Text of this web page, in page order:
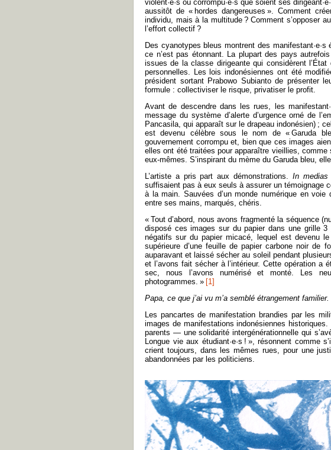
violent·e·s ou corrompu·e·s que soient ses
aussitôt de « hordes dangereuses ». Comment
individu, mais à la multitude ? Comment s’opposer
l’effort collectif ?
Des cyanotypes bleus montrent des
ce n’est pas étonnant. La plupart des pays
issues de la classe dirigeante qui considèrent
personnelles. Les lois indonésiennes ont été
président sortant Prabowo Subianto de présenter
formule : collectiviser le risque, privatiser le profit.
Avant de descendre dans les rues, les
message du système d’alerte d’urgence orné de
Pancasila, qui apparaît sur le drapeau indonésien) ;
est devenu célèbre sous le nom de « Garuda
gouvernement corrompu et, bien que ces images
elles ont été traitées pour apparaître vieillies,
eux-mêmes. S’inspirant du mème du Garuda bleu,
L’artiste a pris part aux démonstrations. In medias
suffisaient pas à eux seuls à assurer un témoignage
à la main. Sauvées d’un monde numérique en
entre ses mains, marqués, chéris.
« Tout d’abord, nous avons fragmenté la séquence
disposé ces images sur du papier dans une grille
négatifs sur du papier micacé, lequel est devenu
supérieure d’une feuille de papier carbone noir de
auparavant et laissé sécher au soleil pendant
et l’avons fait sécher à l’intérieur. Cette opération
sec, nous l’avons numérisé et monté. Les
photogrammes. » [1]
Papa, ce que j’ai vu m’a semblé étrangement familier.
Les pancartes de manifestation brandies par les
images de manifestations indonésiennes
parents — une solidarité intergénérationnelle qui
Longue vie aux étudiant·e·s ! », résonnent comme
crient toujours, dans les mêmes rues, pour une
abandonnées par les politiciens.